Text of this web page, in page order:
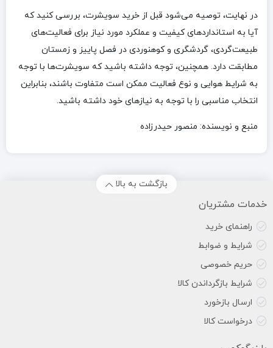
در نهایت، توصیه می‌شود قبل از خرید سویشرت، بررسی کنید که
آیا به استانداردهای کیفیت و عملکرد مورد نیاز برای فعالیت‌های
طبیعت‌گردی، گردشگری و کوهنوردی در فصل پاییز و زمستان
مطابقت دارد. همچنین، توجه داشته باشید که سویشرت‌ها با توجه
به شرایط هوایی و نوع فعالیت ممکن است متفاوت باشند، بنابراین
انتخاب مناسبی را با توجه به نیازهای خود داشته باشید.
منبع و نویسنده: منصور حیدرزاده
بازگشت به بالا
خدمات مشتریان
راهنمای خرید
شرایط و ضوابط
حریم خصوصی
شرایط بازگرداندن کالا
ارسال بازخورد
درخواست کالا